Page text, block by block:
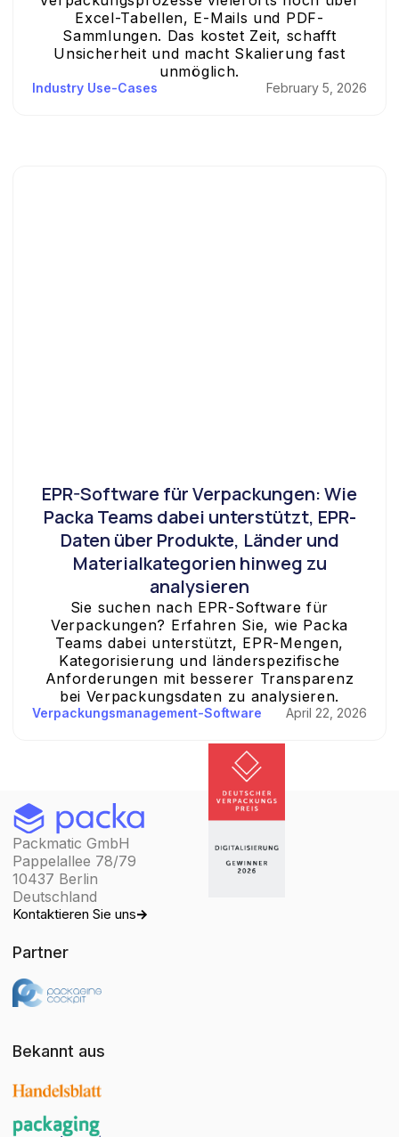
Excel-Tabellen, E-Mails und PDF-
Sammlungen. Das kostet Zeit, schafft
Unsicherheit und macht Skalierung fast
unmöglich.
Industry Use-Cases February 5, 2026
EPR-Software für Verpackungen: Wie
Packa Teams dabei unterstützt, EPR-
Daten über Produkte, Länder und
Materialkategorien hinweg zu
analysieren
Sie suchen nach EPR-Software für
Verpackungen? Erfahren Sie, wie Packa
Teams dabei unterstützt, EPR-Mengen,
Kategorisierung und länderspezifische
Anforderungen mit besserer Transparenz
bei Verpackungsdaten zu analysieren.
Verpackungsmanagement-Software April 22, 2026
Packmatic GmbH
Pappelallee 78/79
10437 Berlin
Deutschland
Kontaktieren Sie uns
Partner
Bekannt aus